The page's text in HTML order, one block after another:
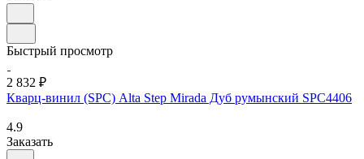
Быстрый просмотр
2 832 ₽
Кварц-винил (SPC) Alta Step Mirada Дуб румынский SPC4406
4.9
Заказать